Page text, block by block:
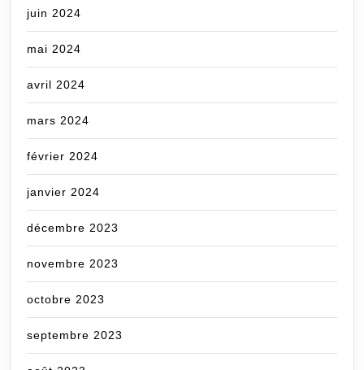
juin 2024
mai 2024
avril 2024
mars 2024
février 2024
janvier 2024
décembre 2023
novembre 2023
octobre 2023
septembre 2023